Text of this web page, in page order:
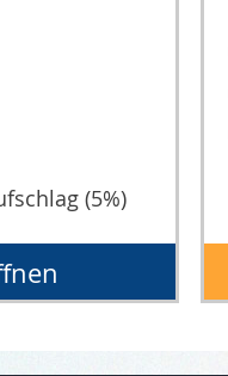
(5%)